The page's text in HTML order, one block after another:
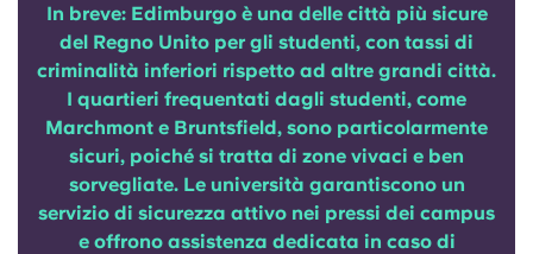
In breve: Edimburgo è una delle città più sicure
del Regno Unito per gli studenti, con tassi di
criminalità inferiori rispetto ad altre grandi città.
I quartieri frequentati dagli studenti, come
Marchmont e Bruntsfield, sono particolarmente
sicuri, poiché si tratta di zone vivaci e ben
sorvegliate. Le università garantiscono un
servizio di sicurezza attivo nei pressi dei campus
e offrono assistenza dedicata in caso di